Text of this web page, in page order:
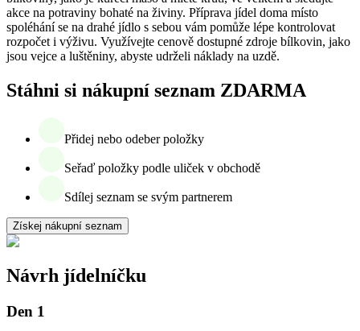
akce na potraviny bohaté na živiny. Příprava jídel doma místo
spoléhání se na drahé jídlo s sebou vám pomůže lépe kontrolovat
rozpočet i výživu. Využívejte cenově dostupné zdroje bílkovin, jako
jsou vejce a luštěniny, abyste udrželi náklady na uzdě.
Stáhni si nákupní seznam ZDARMA
Přidej nebo odeber položky
Seřaď položky podle uliček v obchodě
Sdílej seznam se svým partnerem
Získej nákupní seznam
Návrh jídelníčku
Den 1